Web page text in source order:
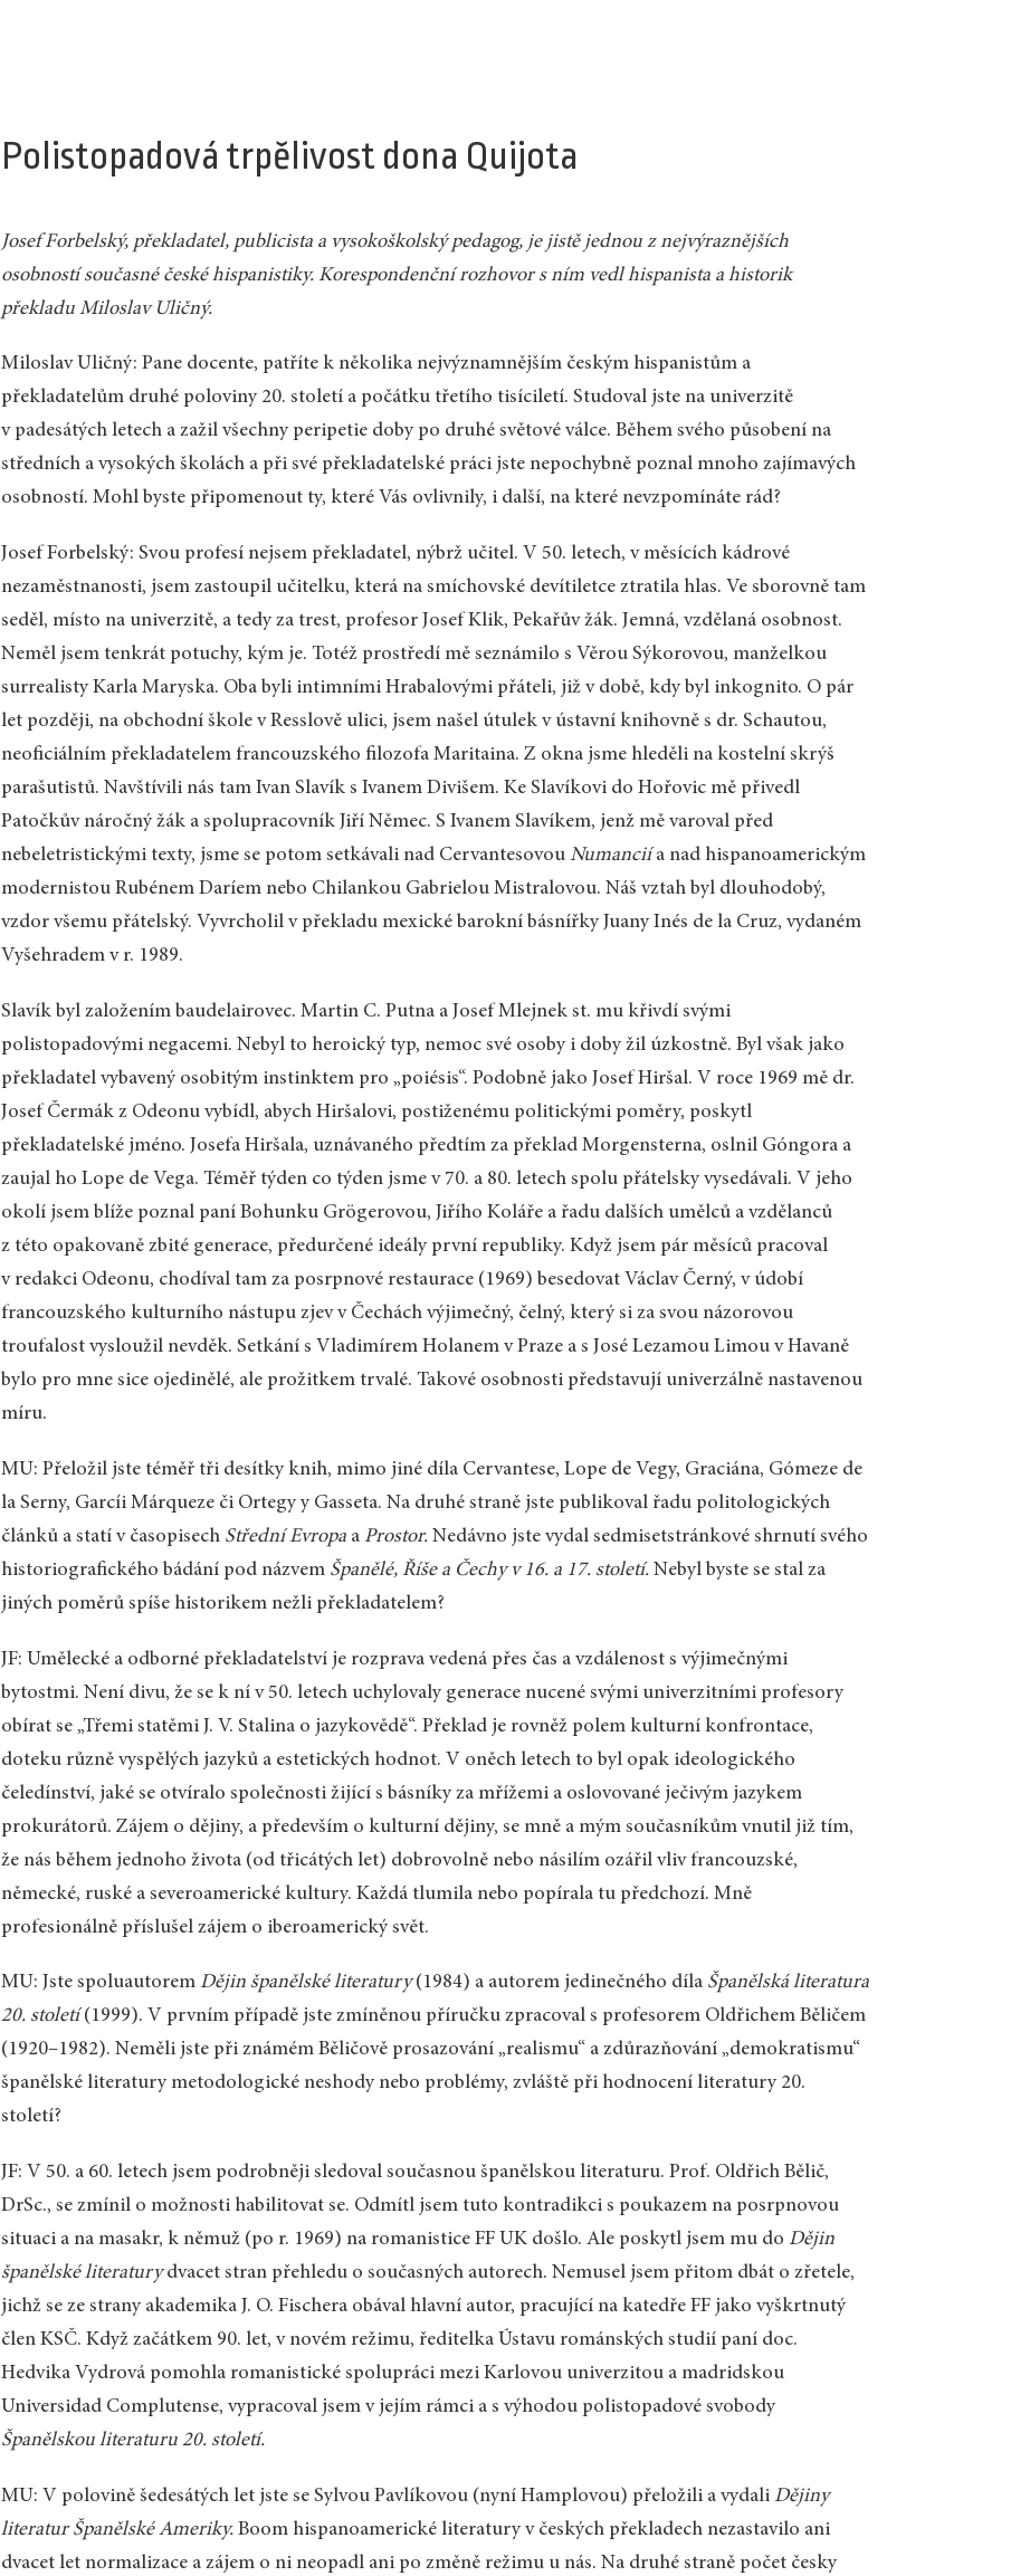
Polistopadová trpělivost dona Quijota
Josef Forbelský, překladatel, publicista a vysokoškolský pedagog, je jistě jednou z nejvýraznějších
osobností současné české hispanistiky. Korespondenční rozhovor s ním vedl hispanista a historik
překladu Miloslav Uličný.
Miloslav Uličný: Pane docente, patříte k několika nejvýznamnějším českým hispanistům a
překladatelům druhé poloviny 20. století a počátku třetího tisíciletí. Studoval jste na univerzitě
v padesátých letech a zažil všechny peripetie doby po druhé světové válce. Během svého působení na
středních a vysokých školách a při své překladatelské práci jste nepochybně poznal mnoho zajímavých
osobností. Mohl byste připomenout ty, které Vás ovlivnily, i další, na které nevzpomínáte rád?
Josef Forbelský: Svou profesí nejsem překladatel, nýbrž učitel. V 50. letech, v měsících kádrové
nezaměstnanosti, jsem zastoupil učitelku, která na smíchovské devítiletce ztratila hlas. Ve sborovně tam
seděl, místo na univerzitě, a tedy za trest, profesor Josef Klik, Pekařův žák. Jemná, vzdělaná osobnost.
Neměl jsem tenkrát potuchy, kým je. Totéž prostředí mě seznámilo s Věrou Sýkorovou, manželkou
surrealisty Karla Maryska. Oba byli intimními Hrabalovými přáteli, již v době, kdy byl inkognito. O pár
let později, na obchodní škole v Resslově ulici, jsem našel útulek v ústavní knihovně s dr. Schautou,
neoficiálním překladatelem francouzského filozofa Maritaina. Z okna jsme hleděli na kostelní skrýš
parašutistů. Navštívili nás tam Ivan Slavík s Ivanem Divišem. Ke Slavíkovi do Hořovic mě přivedl
Patočkův náročný žák a spolupracovník Jiří Němec. S Ivanem Slavíkem, jenž mě varoval před
nebeletristickými texty, jsme se potom setkávali nad CervantesovouNumanciía nad hispanoamerickým
modernistou Rubénem Daríem nebo Chilankou Gabrielou Mistralovou. Náš vztah byl dlouhodobý,
vzdor všemu přátelský. Vyvrcholil v překladu mexické barokní básnířky Juany Inés de la Cruz, vydaném
Vyšehradem v r. 1989.
Slavík byl založením baudelairovec. Martin C. Putna a Josef Mlejnek st. mu křivdí svými
polistopadovými negacemi. Nebyl to heroický typ, nemoc své osoby i doby žil úzkostně. Byl však jako
překladatel vybavený osobitým instinktem pro „poiésis“. Podobně jako Josef Hiršal. V roce 1969 mě dr.
Josef Čermák z Odeonu vybídl, abych Hiršalovi, postiženému politickými poměry, poskytl
překladatelské jméno. Josefa Hiršala, uznávaného předtím za překlad Morgensterna, oslnil Góngora a
zaujal ho Lope de Vega. Téměř týden co týden jsme v 70. a 80. letech spolu přátelsky vysedávali. V jeho
okolí jsem blíže poznal paní Bohunku Grögerovou, Jiřího Koláře a řadu dalších umělců a vzdělanců
z této opakovaně zbité generace, předurčené ideály první republiky. Když jsem pár měsíců pracoval
v redakci Odeonu, chodíval tam za posrpnové restaurace (1969) besedovat Václav Černý, v údobí
francouzského kulturního nástupu zjev v Čechách výjimečný, čelný, který si za svou názorovou
troufalost vysloužil nevděk. Setkání s Vladimírem Holanem v Praze a s José Lezamou Limou v Havaně
bylo pro mne sice ojedinělé, ale prožitkem trvalé. Takové osobnosti představují univerzálně nastavenou
míru.
MU: Přeložil jste téměř tři desítky knih, mimo jiné díla Cervantese, Lope de Vegy, Graciána, Gómeze de
la Serny, Garcíi Márqueze či Ortegy y Gasseta. Na druhé straně jste publikoval řadu politologických
článků a statí v časopisech Střední Evropa a Prostor. Nedávno jste vydal sedmisetstránkové shrnutí svého
historiografického bádání pod názvem Španělé, Říše a Čechy v 16. a 17. století. Nebyl byste se stal za
jiných poměrů spíše historikem nežli překladatelem?
JF: Umělecké a odborné překladatelství je rozprava vedená přes čas a vzdálenost s výjimečnými
bytostmi. Není divu, že se k ní v 50. letech uchylovaly generace nucené svými univerzitními profesory
obírat se „Třemi statěmi J. V. Stalina o jazykovědě“. Překlad je rovněž polem kulturní konfrontace,
doteku různě vyspělých jazyků a estetických hodnot. V oněch letech to byl opak ideologického
čeledínství, jaké se otvíralo společnosti žijící s básníky za mřížemi a oslovované ječivým jazykem
prokurátorů. Zájem o dějiny, a především o kulturní dějiny, se mně a mým současníkům vnutil již tím,
že nás během jednoho života (od třicátých let) dobrovolně nebo násilím ozářil vliv francouzské,
německé, ruské a severoamerické kultury. Každá tlumila nebo popírala tu předchozí. Mně
profesionálně příslušel zájem o iberoamerický svět.
MU: Jste spoluautoremDějin španělské literatury(1984) a autorem jedinečného díla Španělská literatura
20. století(1999). V prvním případě jste zmíněnou příručku zpracoval s profesorem Oldřichem Běličem
(1920–1982). Neměli jste při známém Běličově prosazování „realismu“ a zdůrazňování „demokratismu“
španělské literatury metodologické neshody nebo problémy, zvláště při hodnocení literatury 20.
století?
JF: V 50. a 60. letech jsem podrobněji sledoval současnou španělskou literaturu. Prof. Oldřich Bělič,
DrSc., se zmínil o možnosti habilitovat se. Odmítl jsem tuto kontradikci s poukazem na posrpnovou
situaci a na masakr, k němuž (po r. 1969) na romanistice FF UK došlo. Ale poskytl jsem mu doDějin
španělské literaturydvacet stran přehledu o současných autorech. Nemusel jsem přitom dbát o zřetele,
jichž se ze strany akademika J. O. Fischera obával hlavní autor, pracující na katedře FF jako vyškrtnutý
člen KSČ. Když začátkem 90. let, v novém režimu, ředitelka Ústavu románských studií paní doc.
Hedvika Vydrová pomohla romanistické spolupráci mezi Karlovou univerzitou a madridskou
Universidad Complutense, vypracoval jsem v jejím rámci a s výhodou polistopadové svobody
Španělskou literaturu 20. století.
MU: V polovině šedesátých let jste se Sylvou Pavlíkovou (nyní Hamplovou) přeložili a vydaliDějiny
literatur Španělské Ameriky. Boom hispanoamerické literatury v českých překladech nezastavilo ani
dvacet let normalizace a zájem o ni neopadl ani po změně režimu u nás. Na druhé straně počet česky